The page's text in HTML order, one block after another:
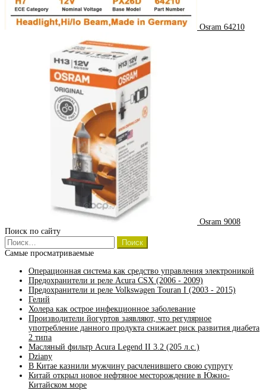
Osram 64210
Osram 9008
Поиск по сайту
Найти:
Самые просматриваемые
Операционная система как средство управления электроникой
Предохранители и реле Acura CSX (2006 - 2009)
Предохранители и реле Volkswagen Touran I (2003 - 2015)
Гелий
Холера как острое инфекционное заболевание
Производители йогуртов заявляют, что регулярное
употребление данного продукта снижает риск развития диабета
2 типа
Масляный фильтр Acura Legend II 3.2 (205 л.с.)
Dziany
В Китае казнили мужчину расчленившего свою супругу
Китай открыл новое нефтяное месторождение в Южно-
Китайском море